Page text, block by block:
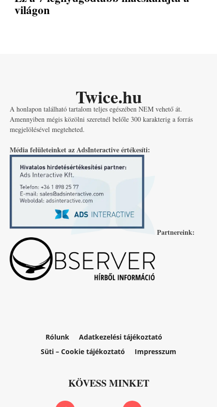
világon
Twice.hu
A honlapon található tartalom teljes egészében NEM vehető át.
Amennyiben mégis közölni szeretnél belőle 300 karakterig a forrás
megjelölésével megteheted.
Média felületeinket az AdsInteractive értékesíti:
Partnereink:
Rólunk
Adatkezelési tájékoztató
Süti – Cookie tájékoztató
Impresszum
KÖVESS MINKET